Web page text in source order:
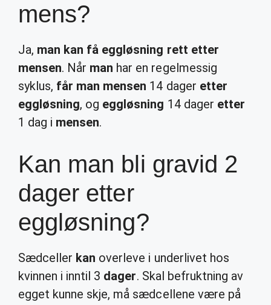
mens?
Ja, man kan få eggløsning rett etter
mensen. Når man har en regelmessig
syklus, får man mensen 14 dager etter
eggløsning, og eggløsning 14 dager etter
1 dag i mensen.
Kan man bli gravid 2
dager etter
eggløsning?
Sædceller kan overleve i underlivet hos
kvinnen i inntil 3 dager. Skal befruktning av
egget kunne skje, må sædcellene være på